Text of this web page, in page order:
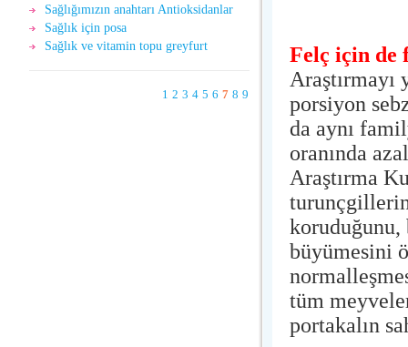
Sağlığımızın anahtarı Antioksidanlar
Sağlık için posa
Sağlık ve vitamin topu greyfurt
1 2 3 4 5 6 7 8 9
Felç için de
porsiyon
da aynı
oranında
Araştırma
koruduğunu,
büyümesini
tüm
portakalın